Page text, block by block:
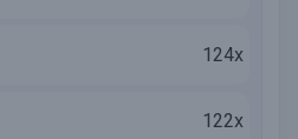
124x
122x